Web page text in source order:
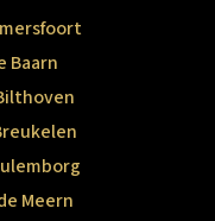
Baarn
Meern